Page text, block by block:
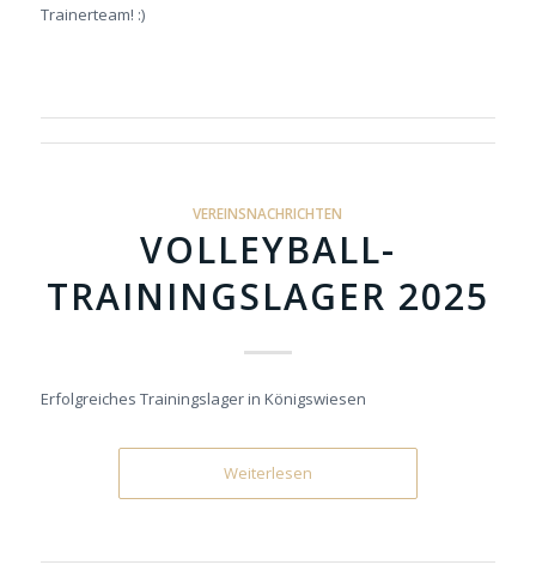
Trainerteam! :)
VEREINSNACHRICHTEN
VOLLEYBALL-
TRAININGSLAGER 2025
Erfolgreiches Trainingslager in Königswiesen
Weiterlesen